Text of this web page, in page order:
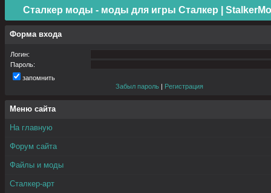
Сталкер моды - моды для игры Сталкер |
Форма входа
Логин:
Пароль:
запомнить
Забыл пароль | Регистрация
Меню сайта
На главную
Форум сайта
Файлы и моды
Сталкер-арт